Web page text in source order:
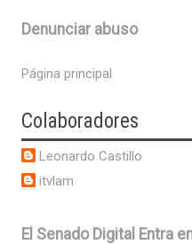
Denunciar abuso
Página principal
Colaboradores
Leonardo Castillo
itvlam
El Senado Digital Entra